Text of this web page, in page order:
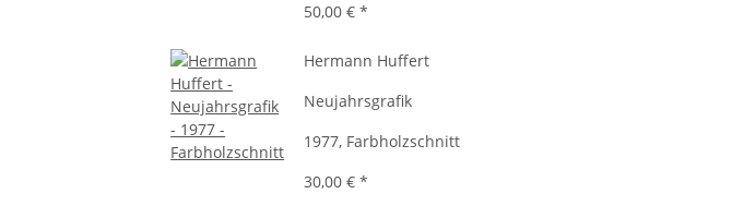
50,00 €*
Hermann Huffert
Neujahrsgrafik
1977, Farbholzschnitt
30,00 €*